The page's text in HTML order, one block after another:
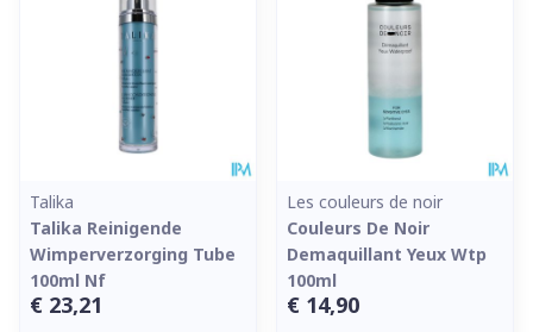
Talika
Talika Reinigende
Wimperverzorging Tube
100ml Nf
€ 23,21
Les couleurs de noir
Couleurs De Noir
Demaquillant Yeux Wtp
100ml
€ 14,90